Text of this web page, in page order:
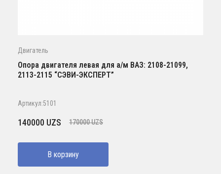
Двигатель
Опора двигателя левая для а/м ВАЗ: 2108-21099,
2113-2115 “СЭВИ-ЭКСПЕРТ”
Артикул:5101
170000UZS
Первоначальная
составляла
170000 UZS.
140000 UZS
Текущая
140000 UZS.
В корзину